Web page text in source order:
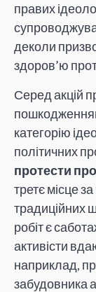
правих
деколи
здоров’ю
Серед акцій
категорію
політичних
протести
третє місце
традиційних
робіт є
активісти
наприклад,
забудовника